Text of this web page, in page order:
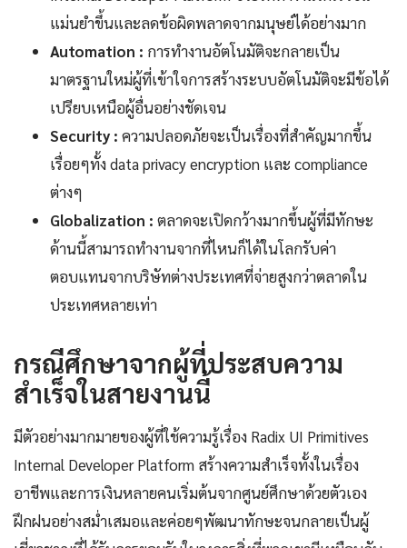
แม่นยำขึ้นและลดข้อผิดพลาดจากมนุษย์ได้อย่างมาก
Automation : การทำงานอัตโนมัติจะกลายเป็น
มาตรฐานใหม่ผู้ที่เข้าใจการสร้างระบบอัตโนมัติจะมีข้อได้
เปรียบเหนือผู้อื่นอย่างชัดเจน
Security : ความปลอดภัยจะเป็นเรื่องที่สำคัญมากขึ้น
เรื่อยๆทั้ง data privacy encryption และ compliance
ต่างๆ
Globalization : ตลาดจะเปิดกว้างมากขึ้นผู้ที่มีทักษะ
ด้านนี้สามารถทำงานจากที่ไหนก็ได้ในโลกรับค่า
ตอบแทนจากบริษัทต่างประเทศที่จ่ายสูงกว่าตลาดใน
ประเทศหลายเท่า
กรณีศึกษาจากผู้ที่ประสบความ
สำเร็จในสายงานนี้
มีตัวอย่างมากมายของผู้ที่ใช้ความรู้เรื่อง Radix UI Primitives
Internal Developer Platform สร้างความสำเร็จทั้งในเรื่อง
อาชีพและการเงินหลายคนเริ่มต้นจากศูนย์ศึกษาด้วยตัวเอง
ฝึกฝนอย่างสม่ำเสมอและค่อยๆพัฒนาทักษะจนกลายเป็นผู้